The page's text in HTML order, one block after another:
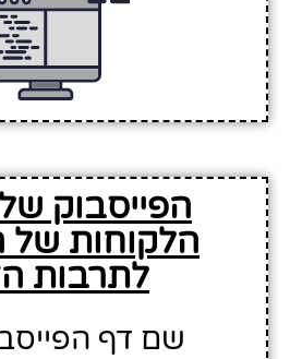
הפייסבוק
הלקוחות של
לתרבות
שם דף